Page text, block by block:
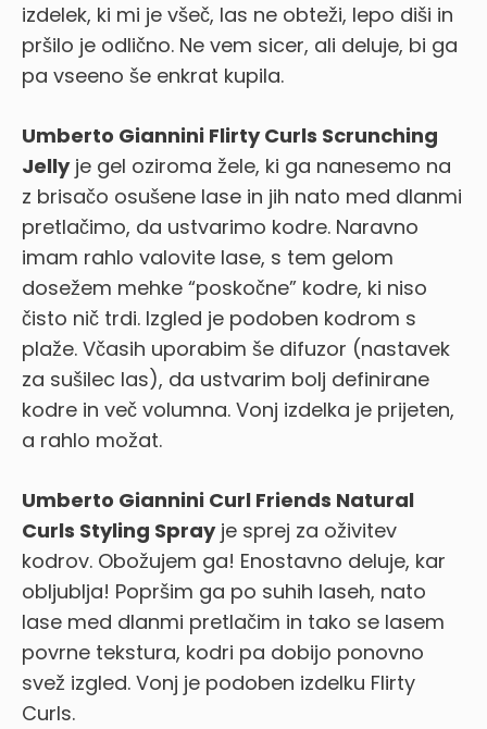
izdelek, ki mi je všeč, las ne obteži, lepo diši in
pršilo je odlično. Ne vem sicer, ali deluje, bi ga
pa vseeno še enkrat kupila.
Umberto Giannini Flirty Curls Scrunching
Jellyje gel oziroma žele, ki ga nanesemo na
z brisačo osušene lase in jih nato med dlanmi
pretlačimo, da ustvarimo kodre. Naravno
imam rahlo valovite lase, s tem gelom
dosežem mehke “poskočne” kodre, ki niso
čisto nič trdi. Izgled je podoben kodrom s
plaže. Včasih uporabim še difuzor (nastavek
za sušilec las), da ustvarim bolj definirane
kodre in več volumna. Vonj izdelka je prijeten,
a rahlo možat.
Umberto Giannini Curl Friends Natural
Curls Styling Sprayje sprej za oživitev
kodrov. Obožujem ga! Enostavno deluje, kar
obljublja! Popršim ga po suhih laseh, nato
lase med dlanmi pretlačim in tako se lasem
povrne tekstura, kodri pa dobijo ponovno
svež izgled. Vonj je podoben izdelku Flirty
Curls.